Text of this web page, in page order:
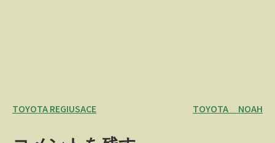
投
TOYOTA REGIUSACE TOYOTA NOAH